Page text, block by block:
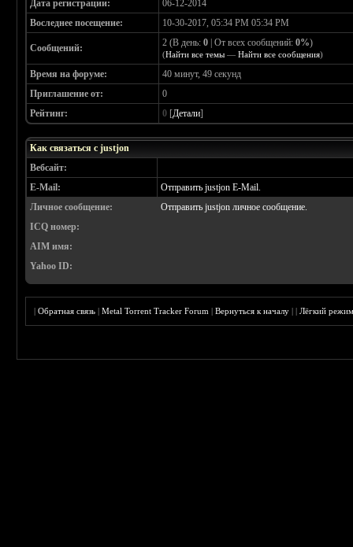
Дата регистрации:
06-12-2014
Воследнее посещение:
10-30-2017, 05:34 PM 05:34 PM
Сообщений: 2 (В день:0 | От всех сообщений:0%)
(Найти все темы —Найти все сообщения)
Время на форуме:
40 минут, 49 секунд
Приглашение от:
0
Рейтинг:
0 [Детали]
Как связаться с justjon
Вебсайт:
E-Mail:
Отправить justjon E-Mail.
Личное сообщение:
Отправить justjon личное сообщение.
ICQ номер:
AIM имя:
Yahoo ID:
|Обратная связь |Metal Torrent Tracker Forum |Вернуться к началу ||Лёгкий